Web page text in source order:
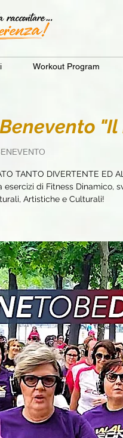
Workout Program
TANTO DIVERTENTE ED
di Fitness Dinamico,
Artistiche e Culturali!